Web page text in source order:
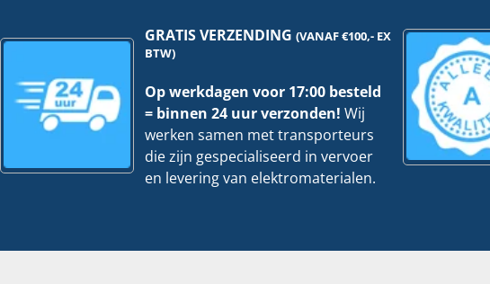
Schuif voor handmatige schakeling
Spanningstype van de
bekrachtigingsspanning
AC
Food Contact Material
Nee
hoeveelheid
GRATIS VERZENDING(VANAF €100,- EX
BTW)
Op werkdagen voor 17:00 besteld
= binnen 24 uur verzonden! Wij
werken samen met transporteurs
die zijn gespecialiseerd in vervoer
en levering van elektromaterialen.